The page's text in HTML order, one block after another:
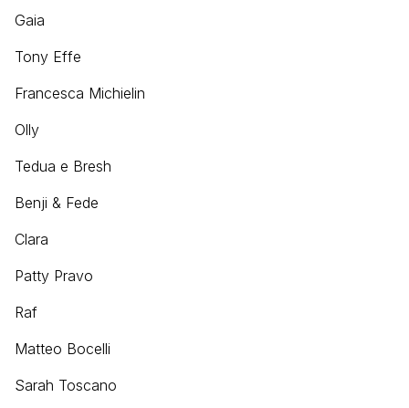
Gaia
Tony Effe
Francesca Michielin
Olly
Tedua e Bresh
Benji & Fede
Clara
Patty Pravo
Raf
Matteo Bocelli
Sarah Toscano